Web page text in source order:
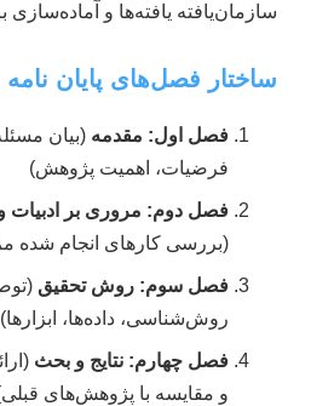
سازمان‌یافته یافته‌ها و
ساختار فصل‌های پایان نامه
فصل اول: مقدمه (بیان
فرضیات، اهمیت پژوهش)
فصل دوم: مروری بر ادبیات
(بررسی کارهای انجام شده
فصل سوم: روش تحقیق
روش‌شناسی، داده‌ها، ابزارها)
فصل چهارم: نتایج و بحث
و مقایسه با پژوهش‌های